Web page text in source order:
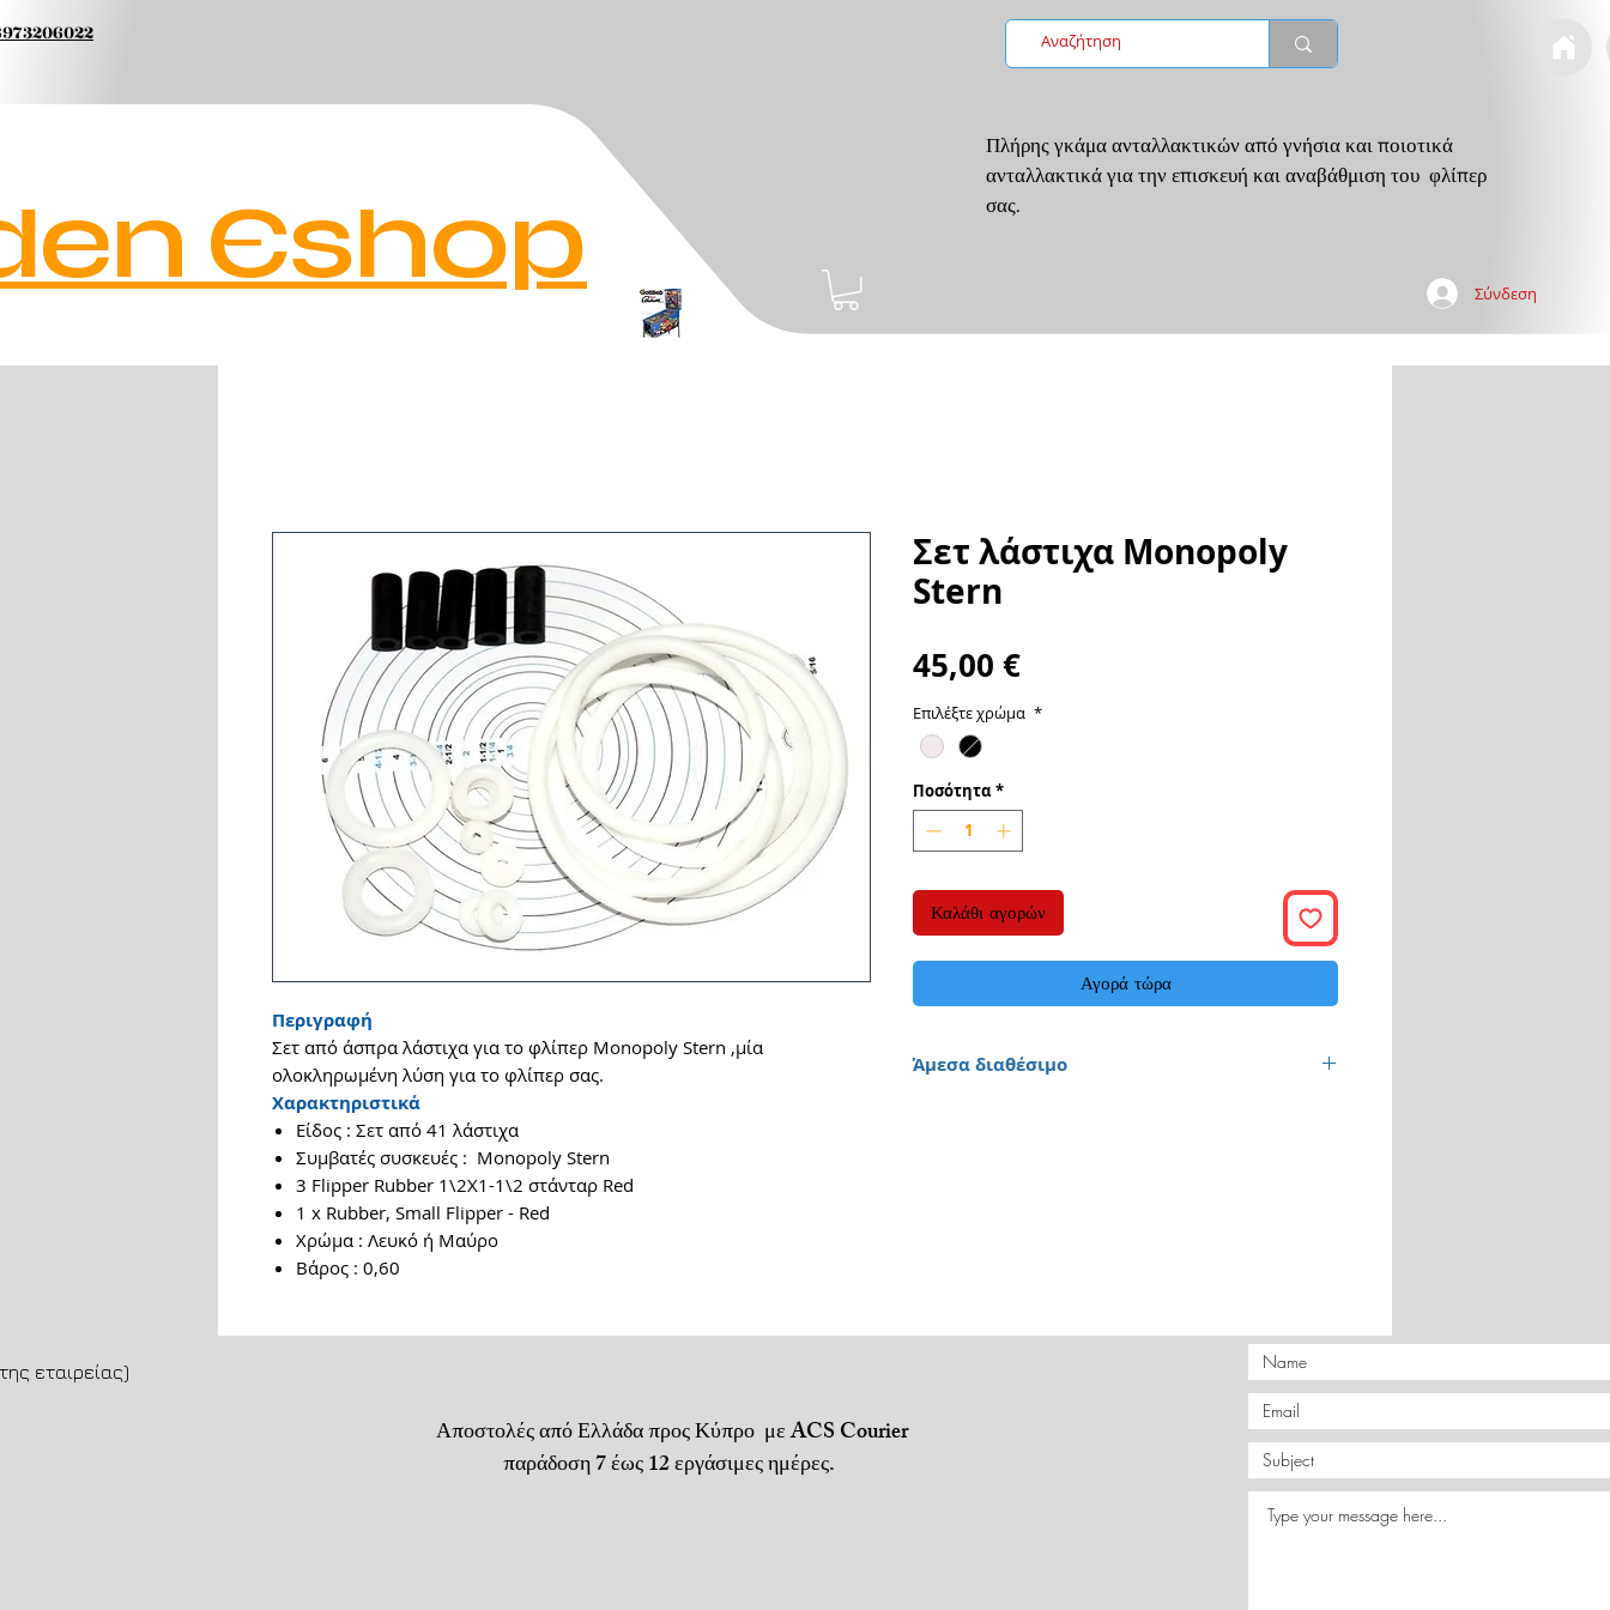
Eshop
Πλήρης γκάμα ανταλλακτικών από γνήσια και ποιοτικά
ανταλλακτικά για την επισκευή και αναβάθμιση του φλίπερ
σας.
Σύνδεση
Περιγραφή
Σετ από άσπρα λάστιχα για το φλίπερ Monopoly Stern ,μία
ολοκληρωμένη λύση για το φλίπερ σας.
Χαρακτηριστικά
Είδος : Σετ από 41 λάστιχα
Συμβατές συσκευές : Monopoly Stern
3 Flipper Rubber 1\2Χ1-1\2 στάνταρ Red
1 x Rubber, Small Flipper - Red
Χρώμα : Λευκό ή Μαύρο
Βάρος : 0,60
Σετ λάστιχα Monopoly
Stern
45,00 €Τιμή
Επιλέξτε χρώμα *
Ποσότητα *
Καλάθι αγορών
Αγορά τώρα
Άμεσα διαθέσιμο
δυσπρόσιτες περιοχές,
ισχύουν προσαυξημένα έξοδα αποστολής.
εταιρείας)
Αποστολές από Ελλάδα προς Κύπρο με ACS Courier
παράδοση 7 έως 12 εργάσιμες ημέρες.